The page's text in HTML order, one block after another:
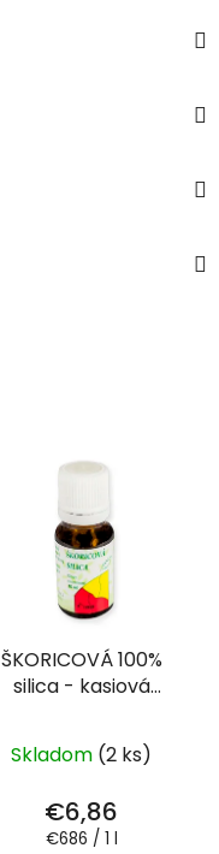
ŠKORICOVÁ 100%
silica - kasiová
olej 10 ml
Skladom (2 ks)
€6,86
Jednotková
€686 / 1 l